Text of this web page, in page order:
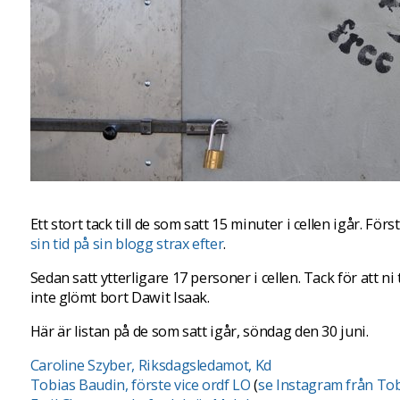
Ett stort tack till de som satt 15 minuter i cellen igår.
sin tid på sin blogg strax efter.
Sedan satt ytterligare 17 personer i cellen. Tack för att
inte glömt bort Dawit Isaak.
Här är listan på de som satt igår, söndag den 30 juni.
Caroline Szyber, Riksdagsledamot, Kd
Tobias Baudin, förste vice ordf LO(se Instagram från